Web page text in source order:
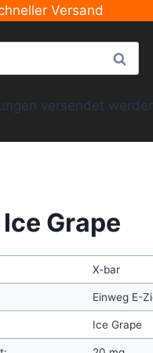
Versand
Suche
versendet
Grape
X-bar
Einweg E-
Ice Grape